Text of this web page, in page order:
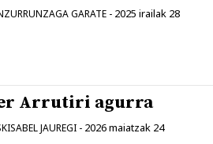
GARATE - 2025 irailak 28
Arrutiri agurra
JAUREGI - 2026 maiatzak 24